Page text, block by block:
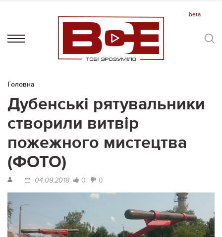
Головна
Дубенські рятувальники
створили витвір
пожежного мистецтва
(ФОТО)
04.09.2018 0 0